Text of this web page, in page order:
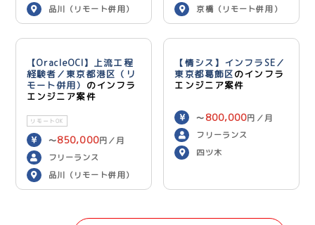
品川（リモート併用）
京橋（リモート併用）
【OracleOCI】上流工程
経験者／東京都港区（リ
モート併用） のインフラ
エンジニア案件
リモートOK
〜850,000円／月
フリーランス
品川（リモート併用）
【情シス】インフラSE／
東京都葛飾区のインフラ
エンジニア案件
〜 800,000円／月
フリーランス
四ツ木